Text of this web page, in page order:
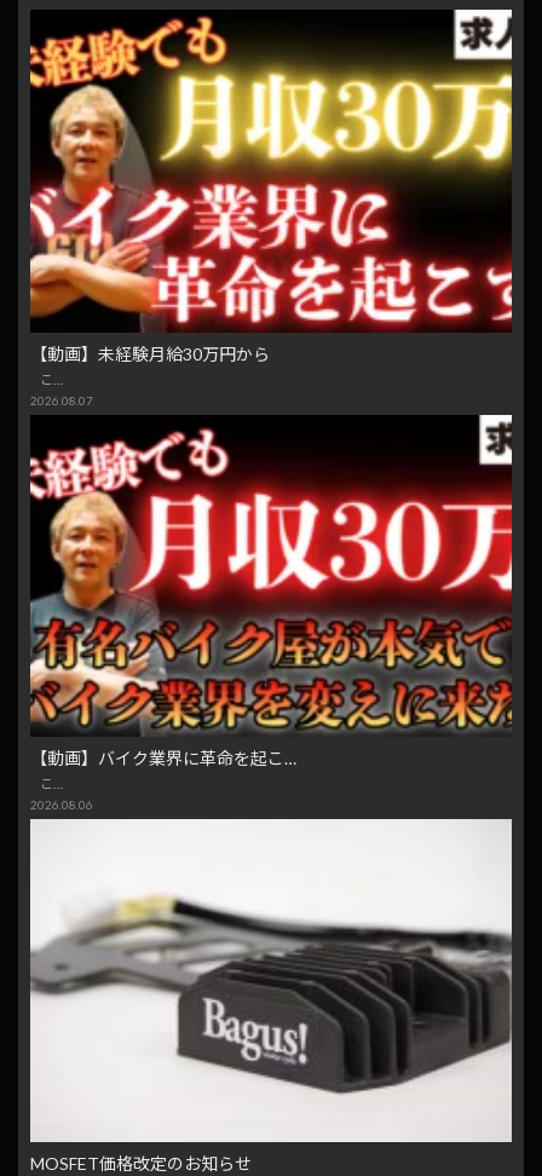
【動画】未経験月給30万円から
こ…
2026.08.07
【動画】バイク業界に革命を起こ…
こ…
2026.08.06
MOSFET価格改定のお知らせ